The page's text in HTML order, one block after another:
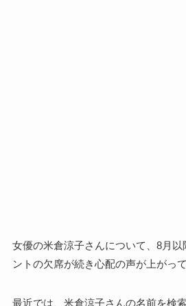
女優の米倉涼子さんについて、8月
ントの欠席が続き心配の声が上がって
最近では、米倉涼子さんの名前を検